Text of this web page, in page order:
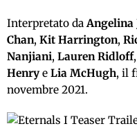
Interpretato daAngelina
Chan, Kit Harrington,
Nanjiani, Lauren Ridloff,
Henry e Lia McHugh, il
novembre 2021.